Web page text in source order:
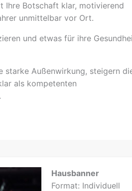
Ihre Botschaft klar, motivierend
unmittelbar vor Ort.
und etwas für ihre
starke Außenwirkung, steigern
als kompetenten
.
Hausbanner
Format: Individuell